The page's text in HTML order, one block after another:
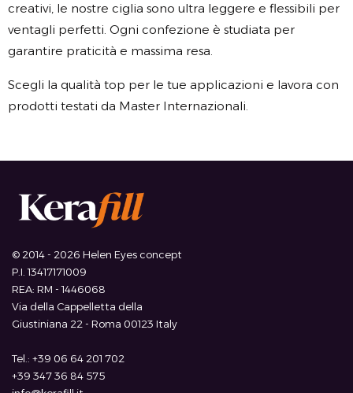
creativi, le nostre ciglia sono ultra leggere e flessibili per
ventagli perfetti. Ogni confezione è studiata per
garantire praticità e massima resa.
Scegli la qualità top per le tue applicazioni e lavora con
prodotti testati da Master Internazionali.
© 2014 - 2026 Helen Eyes concept
P.I. 13417171009
REA: RM - 1446068
Via della Cappelletta della
Giustiniana 22 - Roma 00123 Italy
Tel.: +39 06 64 201 702
+39 347 36 84 575